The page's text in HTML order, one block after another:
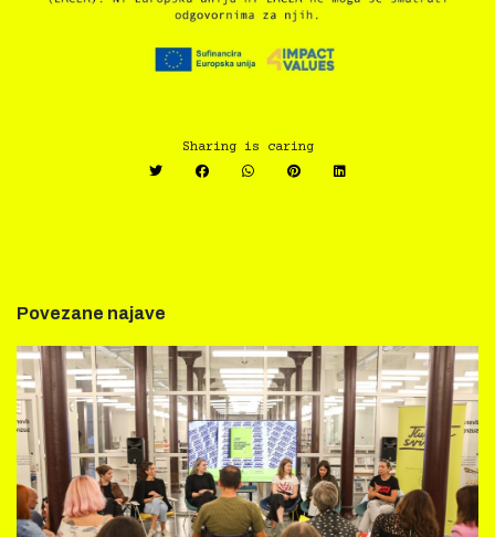
Sharing is caring
Povezane najave